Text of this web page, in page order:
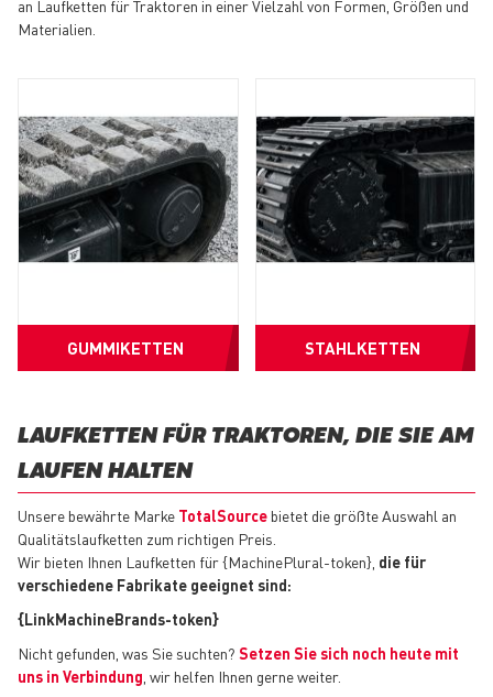
an Laufketten für Traktoren in einer Vielzahl von Formen, Größen und
Materialien.
GUMMIKETTEN STAHLKETTEN
LAUFKETTEN FÜR TRAKTOREN, DIE SIE AM
LAUFEN HALTEN
Unsere bewährte Marke TotalSource bietet die größte Auswahl an
Qualitätslaufketten zum richtigen Preis.
Wir bieten Ihnen Laufketten für {MachinePlural-token}, die für
verschiedene Fabrikate geeignet sind:
{LinkMachineBrands-token}
Nicht gefunden, was Sie suchten? Setzen Sie sich noch heute mit
uns in Verbindung , wir helfen Ihnen gerne weiter.